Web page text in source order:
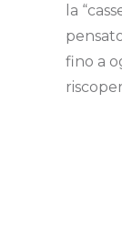
la
fino a